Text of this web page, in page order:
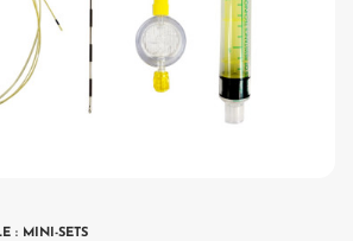
: MINI-SETS